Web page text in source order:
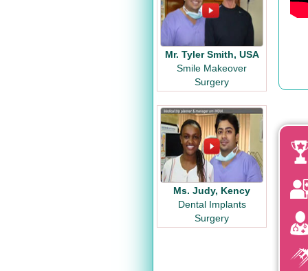
Mr. Tyler Smith, USA
Smile Makeover
Surgery
Ms. Judy, Kency
Dental Implants
Surgery